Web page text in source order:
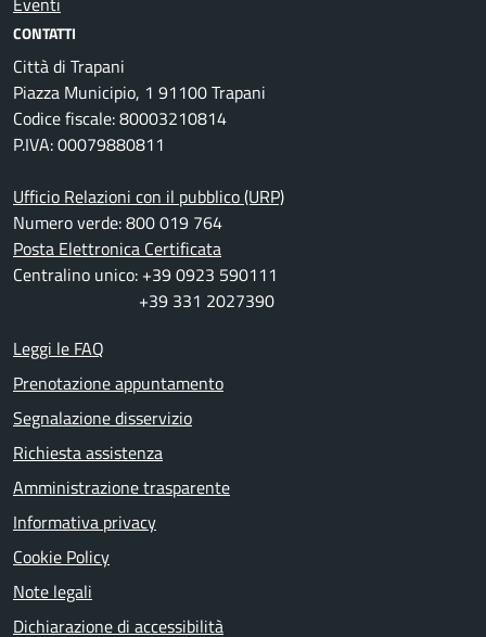
CONTATTI
Città di Trapani
Piazza Municipio, 1 91100 Trapani
Codice fiscale: 80003210814
P.IVA: 00079880811
Ufficio Relazioni con il pubblico (URP)
Numero verde: 800 019 764
Posta Elettronica Certificata
Centralino unico: +39 0923 590111
+39 331 2027390
Leggi le FAQ
Prenotazione appuntamento
Segnalazione disservizio
Richiesta assistenza
Amministrazione trasparente
Informativa privacy
Cookie Policy
Note legali
Dichiarazione di accessibilità